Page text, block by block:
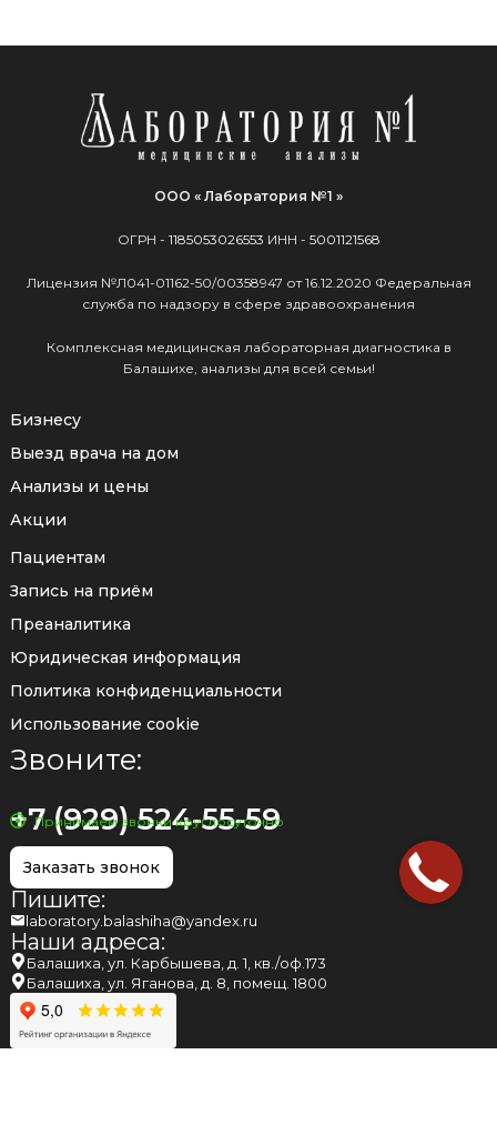
ООО « Лаборатория №1 »
ОГРН - 1185053026553 ИНН - 5001121568
Лицензия №Л041-01162-50/00358947 от 16.12.2020 Федеральная
служба по надзору в сфере здравоохранения
Комплексная медицинская лабораторная диагностика в
Балашихе, анализы для всей семьи!
Бизнесу
Выезд врача на дом
Анализы и цены
Акции
Пациентам
Запись на приём
Преаналитика
Юридическая информация
Политика конфиденциальности
Использование cookie
Звоните:
+7 (929) 524-55-59
Принимаем звонки круглосуточно
Заказать звонок
Пишите:
laboratory.balashiha@yandex.ru
Наши адреса:
Балашиха, ул. Карбышева, д. 1, кв./оф.173
Балашиха, ул. Яганова, д. 8, помещ. 1800